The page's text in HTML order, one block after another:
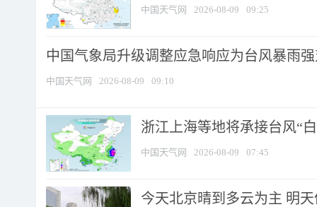
中国天气网 2026-08-09 09:25
中国气象局升级调整应急响应为台风暴雨
中国天气网 2026-08-09 09:10
浙江上海等地将承接台风“
中国天气网 2026-08-09 07:45
今天北京晴到多云为主 明